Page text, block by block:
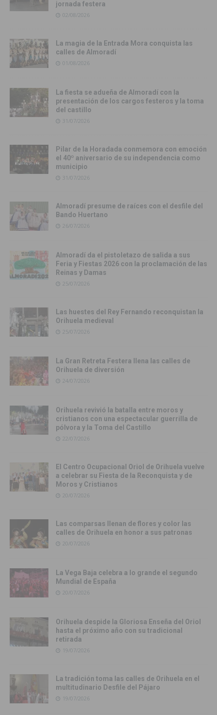
jornada festera
02/08/2026
La magia de la Entrada Mora conquista las
calles de Almoradí
01/08/2026
La fiesta se adueña de Almoradí con la
presentación de los cargos festeros y la toma
del castillo
31/07/2026
Pilar de la Horadada conmemora con emoción
el 40º aniversario de su independencia como
municipio
31/07/2026
Almoradí presume de raíces con el desfile del
Bando Huertano
26/07/2026
Almoradí da el pistoletazo de salida a sus
Feria y Fiestas 2026 con la proclamación de las
Reinas y Damas
25/07/2026
Las huestes del Rey Fernando reconquistan la
Orihuela medieval
25/07/2026
La Gran Retreta Festera llena las calles de
Orihuela de diversión
24/07/2026
Orihuela revivió la batalla entre moros y
cristianos con una espectacular guerrilla de
pólvora y la Toma del Castillo
22/07/2026
El Centro Ocupacional Oriol de Orihuela vuelve
a celebrar su Fiesta de la Reconquista y de
Moros y Cristianos
20/07/2026
Las comparsas llenan de flores y color las
calles de Orihuela en honor a sus patronas
20/07/2026
La Vega Baja celebra a lo grande el segundo
Mundial de España
20/07/2026
Orihuela despide la Gloriosa Enseña del Oriol
hasta el próximo año con su tradicional
retirada
19/07/2026
La tradición toma las calles de Orihuela en el
multitudinario Desfile del Pájaro
19/07/2026